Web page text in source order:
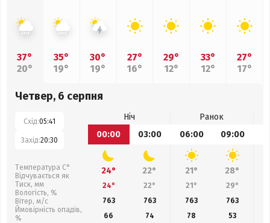
37°
20°
35°
19°
30°
19°
27°
16°
29°
12°
33°
12°
27°
17°
Четвер, 6 серпня
Схід:05:41
Захід:20:30
Температура С°
Відчувається як
Тиск, мм
Вологість, %
Вітер, м/с
Ймовірність опадів,
%
Ніч
Ранок
00:00
03:00 06:00 09:00
24° 22° 21° 28°
24° 22° 21° 29°
763
763 763 763
66
74 78
53